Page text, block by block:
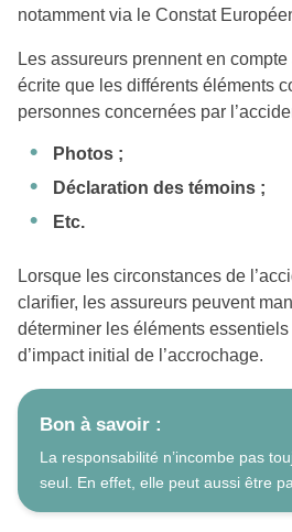
notamment via le Constat
Les assureurs prennent en
écrite que les différents éléments
personnes concernées par
Photos ;
Déclaration des témoins ;
Etc.
Lorsque les circonstances de
clarifier, les assureurs peuvent
déterminer les éléments
d’impact initial de l’accrochage.
Bon à savoir :
La responsabilité n’incombe pas
seul. En effet, elle peut aussi être